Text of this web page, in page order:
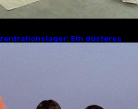
Ein düsteres
und serbische